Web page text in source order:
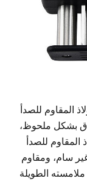
المقاوم للصدأ
بشكل ملحوظ،
للصدأ
سام، ومقاوم
الطويلة